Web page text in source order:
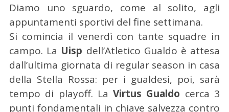
Diamo uno sguardo, come al solito, agli
appuntamenti sportivi del fine settimana.
Si comincia il venerdì con tante squadre in
campo. La Uisp dell’Atletico Gualdo è attesa
dall’ultima giornata di regular season in casa
della Stella Rossa: per i gualdesi, poi, sarà
tempo di playoff. LaVirtus Gualdo cerca 3
punti fondamentali in chiave salvezza contro